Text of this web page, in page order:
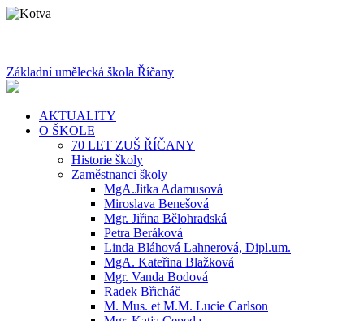
Základní umělecká škola Říčany
AKTUALITY
O ŠKOLE
70 LET ZUŠ ŘÍČANY
Historie školy
Zaměstnanci školy
MgA.Jitka Adamusová
Miroslava Benešová
Mgr. Jiřina Bělohradská
Petra Beráková
Linda Bláhová Lahnerová, Dipl.um.
MgA. Kateřina Blažková
Mgr. Vanda Bodová
Radek Břicháč
M. Mus. et M.M. Lucie Carlson